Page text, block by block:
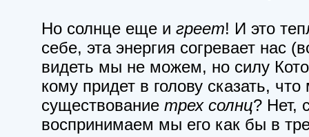
Но солнце еще и греет! И это
себе, эта энергия согревает нас
видеть мы не можем, но силу
кому придет в голову сказать,
существование трех солнц? Нет,
воспринимаем мы его как бы в